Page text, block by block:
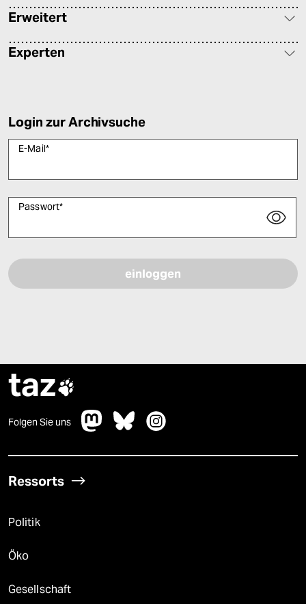
Erweitert
Experten
Login zur Archivsuche
E-Mail*
Passwort*
taz
Folgen Sie uns
Ressorts
Politik
Öko
Gesellschaft